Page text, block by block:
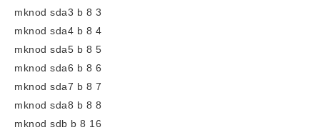
mknod sda3 b 8 3
mknod sda4 b 8 4
mknod sda5 b 8 5
mknod sda6 b 8 6
mknod sda7 b 8 7
mknod sda8 b 8 8
mknod sdb b 8 16